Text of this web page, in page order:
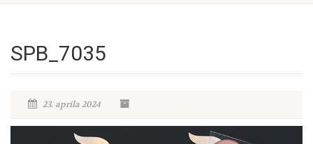
SPB_7035
23. aprila 2024